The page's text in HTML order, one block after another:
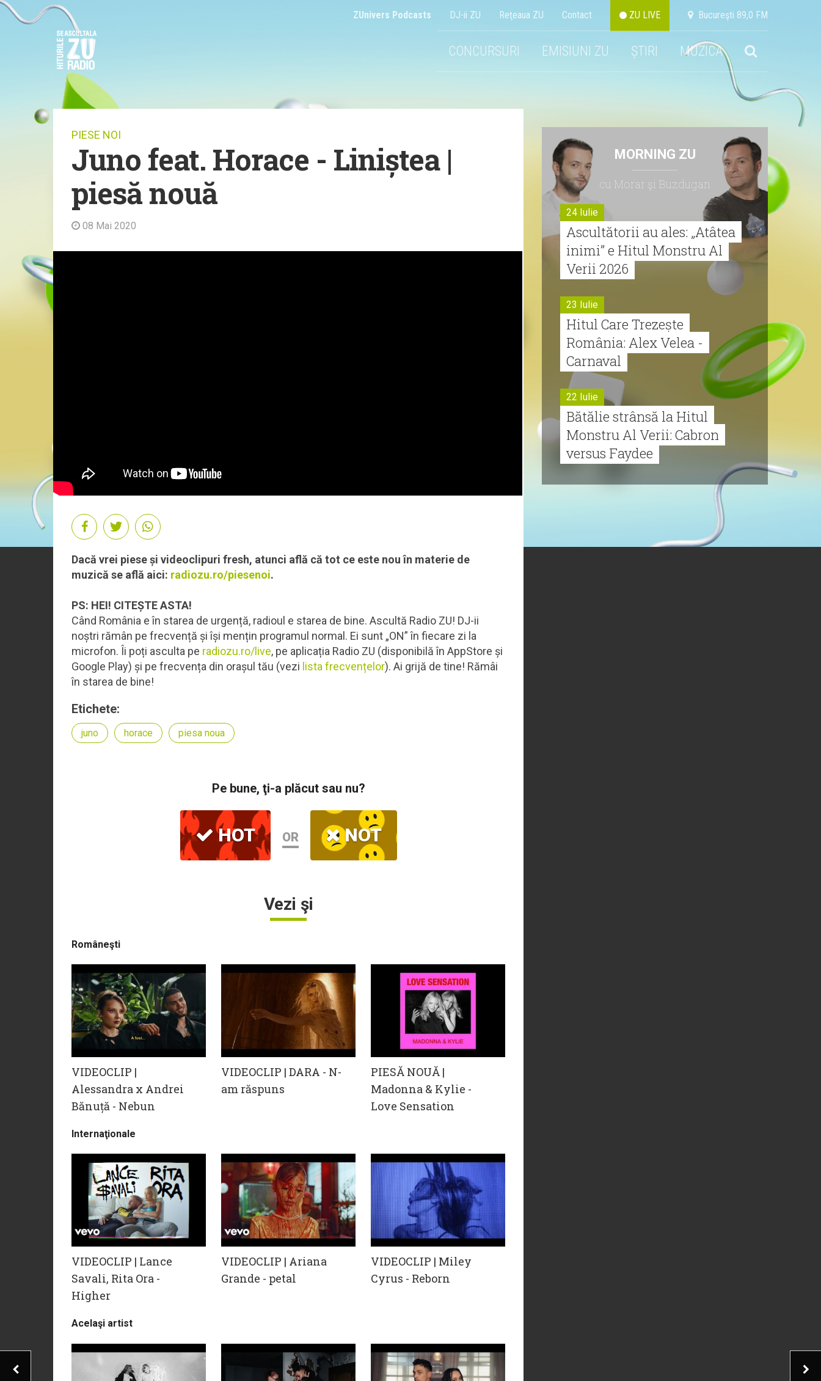
ZUnivers Podcasts DJ-ii ZU Reţeaua ZU Contact ZU LIVE Bucureşti 89,0 FM
CONCURSURI EMISIUNI ZU ȘTIRI MUZICA
PIESE NOI
Juno feat. Horace - Liniștea |
piesă nouă
08 Mai 2020
Dacă vrei piese și videoclipuri fresh, atunci află că tot ce este nou în materie de
muzică se află aici: radiozu.ro/piesenoi.
PS: HEI! CITEȘTE ASTA!
Când România e în starea de urgență, radioul e starea de bine. Ascultă Radio ZU! DJ-ii
noștri rămân pe frecvență și își mențin programul normal. Ei sunt „ON” în fiecare zi la
microfon. Îi poți asculta pe radiozu.ro/live, pe aplicația Radio ZU (disponibilă în AppStore și
Google Play) și pe frecvența din orașul tău (vezi lista frecvențelor). Ai grijă de tine! Rămâi
în starea de bine!
Etichete:
juno horace piesa noua
Pe bune, ţi-a plăcut sau nu?
HOT OR NOT
Vezi şi
Româneşti
VIDEOCLIP |
Alessandra x Andrei
Bănuță - Nebun
VIDEOCLIP | DARA - N-
am răspuns
PIESĂ NOUĂ |
Madonna & Kylie -
Love Sensation
Internaţionale
VIDEOCLIP | Lance
Savali, Rita Ora -
Higher
VIDEOCLIP | Ariana
Grande - petal
VIDEOCLIP | Miley
Cyrus - Reborn
Acelaşi artist
MORNING ZU
cu Morar şi Buzdugan
24 Iulie
Ascultătorii au ales: „Atâtea
inimi” e Hitul Monstru Al
Verii 2026
23 Iulie
Hitul Care Trezește
România: Alex Velea -
Carnaval
22 Iulie
Bătălie strânsă la Hitul
Monstru Al Verii: Cabron
versus Faydee
Monstru al Verii